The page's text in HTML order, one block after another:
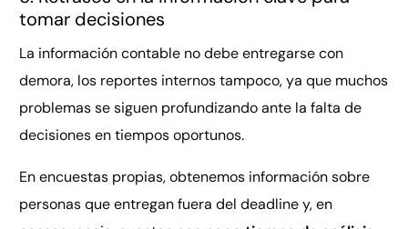
tomar decisiones
La información contable no debe entregarse con
demora, los reportes internos tampoco, ya que muchos
problemas se siguen profundizando ante la falta de
decisiones en tiempos oportunos.
En encuestas propias, obtenemos información sobre
personas que entregan fuera del deadline y, en